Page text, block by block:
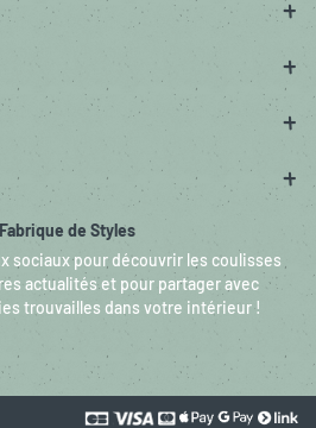
de Styles
sociaux pour découvrir les coulisses
actualités et pour partager avec
trouvailles dans votre intérieur !